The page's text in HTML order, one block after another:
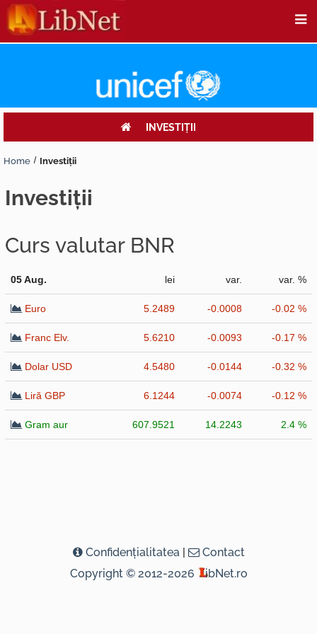
INVESTIŢII
Home Investiţii
investiţii
Curs valutar BNR
05 Aug. lei var. var. %
Euro 5.2489 -0.0008 -0.02 %
Franc Elv. 5.6210 -0.0093 -0.17 %
Dolar USD 4.5480 -0.0144 -0.32 %
Liră GBP 6.1244 -0.0074 -0.12 %
Gram aur 607.9521 14.2243 2.4 %
Confidenţialitatea |
Contact
Copyright © 2012-2026
ibNet.ro